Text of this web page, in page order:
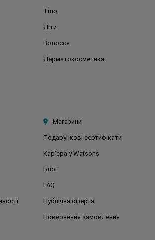
Тіло
Діти
Волосся
Дерматокосметика
Магазини
Подарункові сертифікати
Кар'єра у Watsons
Блог
FAQ
Публічна оферта
Повернення замовлення